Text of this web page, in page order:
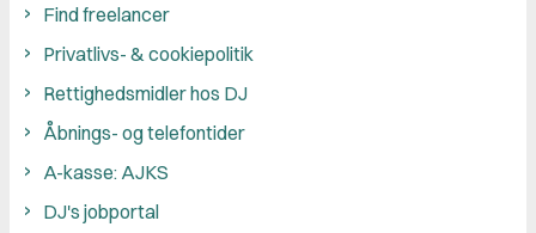
Find freelancer
Privatlivs- & cookiepolitik
Rettighedsmidler hos DJ
Åbnings- og telefontider
A-kasse: AJKS
DJ's jobportal